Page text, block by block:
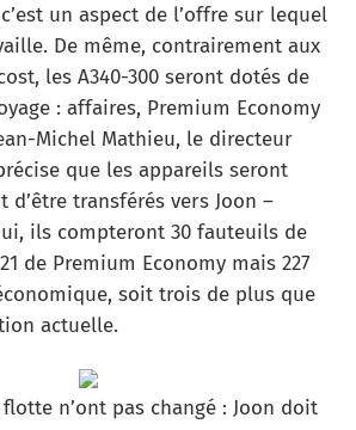
un aspect de l’offre sur lequel
De même, contrairement aux
les A340-300 seront dotés de
: affaires, Premium Economy
Michel Mathieu, le directeur
que les appareils seront
d’être transférés vers Joon –
ils compteront 30 fauteuils de
de Premium Economy mais 227
soit trois de plus que
actuelle.
n’ont pas changé : Joon doit